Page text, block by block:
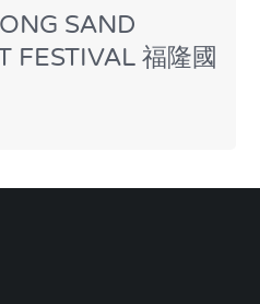
SAND
FESTIVAL 福隆國